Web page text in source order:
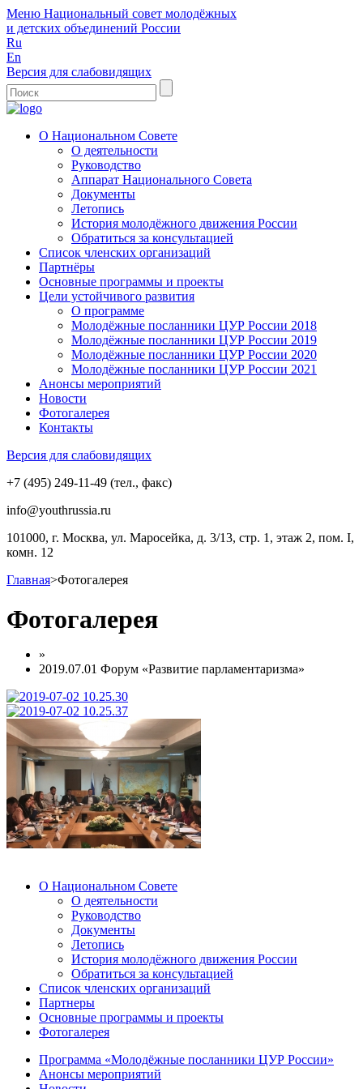
Меню Национальный совет молодёжных
и детских объединений России
Ru
En
Версия для слабовидящих
О Национальном Совете
О деятельности
Руководство
Аппарат Национального Совета
Документы
Летопись
История молодёжного движения России
Обратиться за консультацией
Список членских организаций
Партнёры
Основные программы и проекты
Цели устойчивого развития
О программе
Молодёжные посланники ЦУР России 2018
Молодёжные посланники ЦУР России 2019
Молодёжные посланники ЦУР России 2020
Молодёжные посланники ЦУР России 2021
Анонсы мероприятий
Новости
Фотогалерея
Контакты
Версия для слабовидящих
+7 (495) 249-11-49 (тел., факс)
info@youthrussia.ru
101000, г. Москва, ул. Маросейка, д. 3/13, стр. 1, этаж 2, пом. I,
комн. 12
Главная>Фотогалерея
Фотогалерея
»
2019.07.01 Форум «Развитие парламентаризма»
О Национальном Совете
О деятельности
Руководство
Документы
Летопись
История молодёжного движения России
Обратиться за консультацией
Список членских организаций
Партнеры
Основные программы и проекты
Фотогалерея
Программа «Молодёжные посланники ЦУР России»
Анонсы мероприятий